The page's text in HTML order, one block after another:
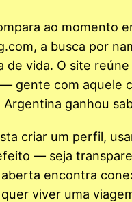
ao momento
a busca por
de vida. O site
gente com aquele
Argentina ganhou
criar um perfil,
— seja
encontra
viver uma